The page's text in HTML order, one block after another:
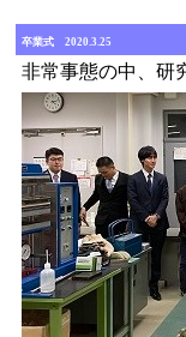
卒業式 2020.3.25
非常事態の中、研